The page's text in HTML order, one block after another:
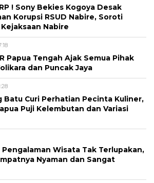
! Sony Bekies Kogoya Desak
Korupsi RSUD Nabire, Soroti
Nabire
Papua Tengah Ajak Semua Pihak
dan Puncak Jaya
Batu Curi Perhatian Pecinta Kuliner,
Puji Kelembutan dan Variasi
Wisata Tak Terlupakan,
Nyaman dan Sangat